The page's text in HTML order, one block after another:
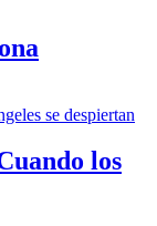
los